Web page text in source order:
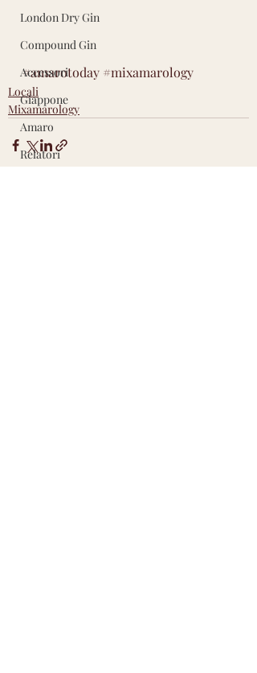
London Dry Gin
Compound Gin
Accessori
Giappone
Amaro
Relatori
#amarotoday #mixamarology
Locali
Mixamarology